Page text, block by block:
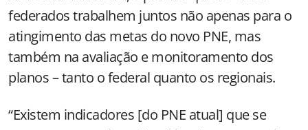
federados trabalhem juntos não apenas para o
atingimento das metas do novo PNE, mas
também na avaliação e monitoramento dos
planos – tanto o federal quanto os regionais.
“Existem indicadores [do PNE atual] que se